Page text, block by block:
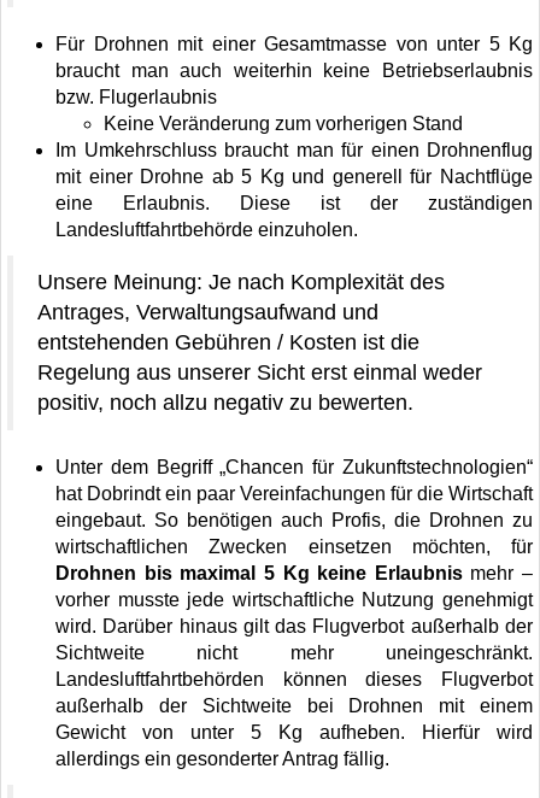
Für Drohnen mit einer Gesamtmasse von unter 5 Kg
braucht man auch weiterhin keine Betriebserlaubnis
bzw. Flugerlaubnis
Keine Veränderung zum vorherigen Stand
Im Umkehrschluss braucht man für einen Drohnenflug
mit einer Drohne ab 5 Kg und generell für Nachtflüge
eine Erlaubnis. Diese ist der zuständigen
Landesluftfahrtbehörde einzuholen.
Unsere Meinung: Je nach Komplexität des
Antrages, Verwaltungsaufwand und
entstehenden Gebühren / Kosten ist die
Regelung aus unserer Sicht erst einmal weder
positiv, noch allzu negativ zu bewerten.
Unter dem Begriff „Chancen für Zukunftstechnologien“
hat Dobrindt ein paar Vereinfachungen für die Wirtschaft
eingebaut. So benötigen auch Profis, die Drohnen zu
wirtschaftlichen Zwecken einsetzen möchten, für
Drohnen bis maximal 5 Kg keine Erlaubnismehr –
vorher musste jede wirtschaftliche Nutzung genehmigt
wird. Darüber hinaus gilt das Flugverbot außerhalb der
Sichtweite nicht mehr uneingeschränkt.
Landesluftfahrtbehörden können dieses Flugverbot
außerhalb der Sichtweite bei Drohnen mit einem
Gewicht von unter 5 Kg aufheben. Hierfür wird
allerdings ein gesonderter Antrag fällig.